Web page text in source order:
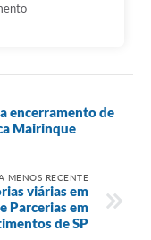
encerramento de
Mairinque
MENOS RECENTE
viárias em
Parcerias em
de SP